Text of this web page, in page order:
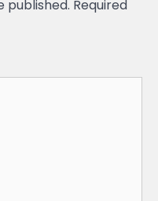
published. Required